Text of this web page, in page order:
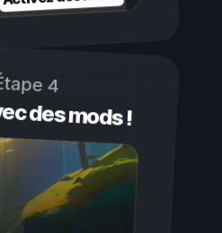
4
des mods !